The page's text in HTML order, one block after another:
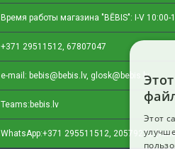
Время работы магазина "BĒBIS": I-V
+371 29511512, 67807047
e-mail: bebis@bebis.lv, glosk@bebis.lv
Teams: bebis.lv
WhatsApp:+371 295511512, 20579272
Этот